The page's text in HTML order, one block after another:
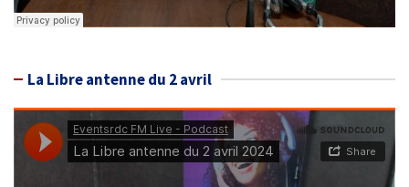
La Libre antenne du 2 avril